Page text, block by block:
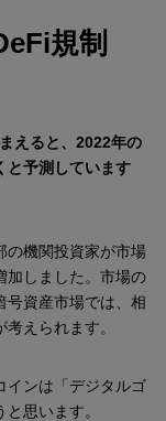
規制
えると、2022年の
と予測しています
の機関投資家が市場
加しました。市場の
号資産市場では、相
えられます。
インは「デジタルゴ
思います。